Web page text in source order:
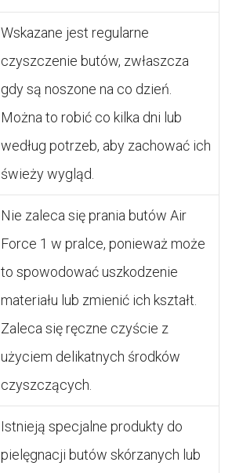
Wskazane jest regularne
czyszczenie butów, zwłaszcza
gdy są noszone na co dzień.
Można to robić co kilka dni lub
według potrzeb, aby zachować ich
świeży wygląd.
Nie zaleca się prania butów Air
Force 1 w pralce, ponieważ może
to spowodować uszkodzenie
materiału lub zmienić ich kształt.
Zaleca się ręczne czyście z
użyciem delikatnych środków
czyszczących.
Istnieją specjalne produkty do
pielęgnacji butów skórzanych lub